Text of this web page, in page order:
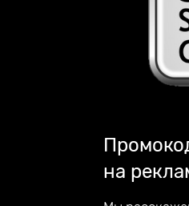
— в 2022 году
— в 2020 году
2016 год
нашей
180 +
на